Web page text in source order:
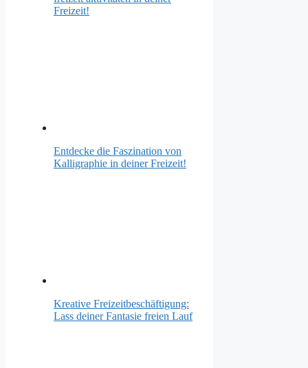
Freizeit!
Entdecke die Faszination von
Kalligraphie in deiner Freizeit!
Kreative Freizeitbeschäftigung:
Lass deiner Fantasie freien Lauf